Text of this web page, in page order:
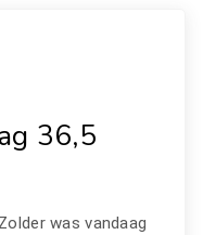
36,5
was vandaag